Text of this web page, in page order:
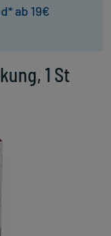
ab 19€
1 St